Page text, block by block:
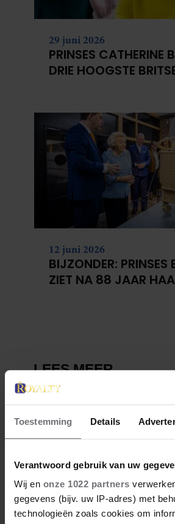
Toestemming Details
Verantwoord gebruik van uw
Wij en onze 1022 partners
gegevens (bijv. uw IP-adres) met
technologieën zoals cookies om
29 juni 2026
PRINSES CATHERINE
DRIE HOOGSTE
12 juni 2026
BIJZONDER: PRINSES
ZIET NA 88 JAAR